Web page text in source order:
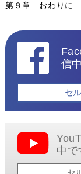
第９章 おわりに
信
セ
中で